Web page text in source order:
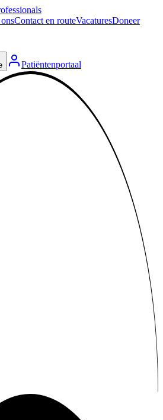
Contact en routeVacaturesDoneer
Patiëntenportaal